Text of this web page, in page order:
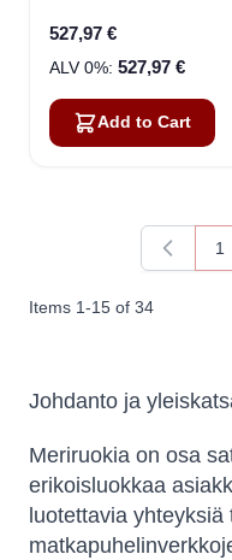
527,97 €
527,97 €
Add to Cart
Items 1-15 of 34
1
Johdanto ja
Meriruokia on osa
erikoisluokkaa
luotettavia yhteyksiä